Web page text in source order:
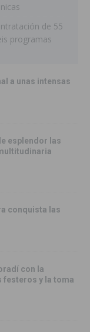
de 55
programas
a unas intensas
esplendor las
conquista las
con la
festeros y la toma